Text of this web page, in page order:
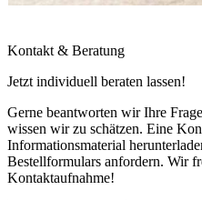
Kontakt & Beratung
Jetzt individuell beraten lassen!
Gerne beantworten wir Ihre
wissen wir zu schätzen. Eine
Informationsmaterial
Bestellformulars anfordern. Wir
Kontaktaufnahme!